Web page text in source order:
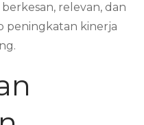
relevan, dan
peningkatan kinerja